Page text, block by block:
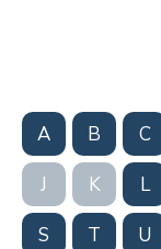
A B C
J
K L
S
T U